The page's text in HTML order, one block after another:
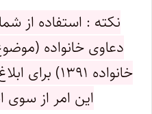
نکته : استفاده از
خانواده
این امر از